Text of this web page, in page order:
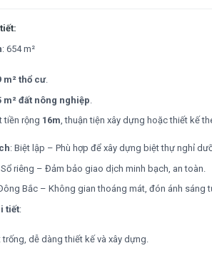
: 654 m²
m² thổ cư.
m² đất nông nghiệp
tiền rộng 16m, thuận tiện xây dựng hoặc thiết kế
: Biệt lập – Phù hợp để xây dựng biệt thự nghỉ
Sổ riêng – Đảm bảo giao dịch minh bạch, an toàn.
Bắc – Không gian thoáng mát, đón ánh sáng
tiết:
trống, dễ dàng thiết kế và xây dựng.